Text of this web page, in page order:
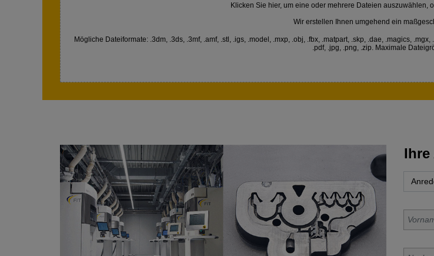
Klicken Sie hier, um eine oder mehrere Dateien auszuwählen,
Wir erstellen Ihnen umgehend ein
Mögliche Dateiformate: .3dm, .3ds, .3mf, .amf, .stl, .igs, .model, .mxp, .obj, .fbx, .matpart, .skp, .dae, .magics,
.pdf, .jpg, .png, .zip. Maximale
Ihre